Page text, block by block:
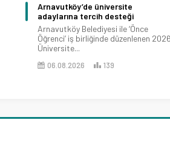
Arnavutköy’de üniversite
adaylarına tercih desteği
Arnavutköy Belediyesi ile ‘Önce
Öğrenci’ iş birliğinde düzenlenen
Üniversite...
06.08.2026 139